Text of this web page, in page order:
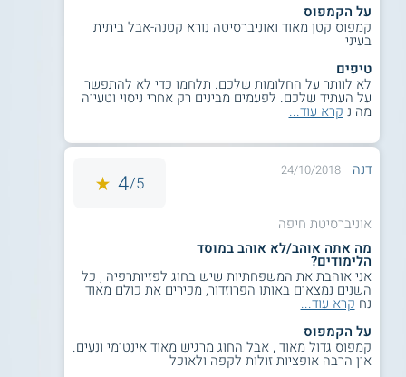
על הקמפוס
קמפוס קטן מאוד ואוניברסיטה נורא קטנה-אבל ביתית
בעיני
טיפים
לא לוותר על החלומות שלכם. תלחמו כדי לא להתפשר
על העתיד שלכם. לפעמים מבינים רק אחרי ניסוי וטעייה
מה נ קרא עוד...
דנה 24/10/2018
5/
4
אוניברסיטת חיפה
מה אתה אוהב/לא אוהב במוסד
הלימודים?
אני אוהבת את המשפחתיות שיש בחוג לפזיותרפיה , כל
השנים נמצאים באותו הפרוזדור, מכירים את כולם מאוד
נח קרא עוד...
על הקמפוס
קמפוס גדול מאוד , אבל החוג מרגיש מאוד אינטימי ונעים.
אין הרבה אופציות זולות לקפה ולאוכל